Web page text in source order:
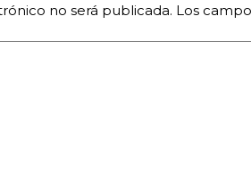
no será publicada. Los